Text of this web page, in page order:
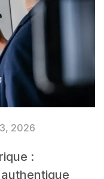
2026
: